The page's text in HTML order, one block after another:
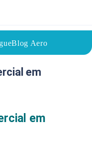
Blog Aero
08/08/2023
em
em